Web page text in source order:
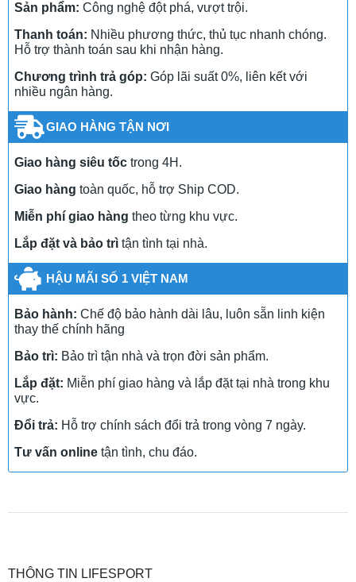
Sản phẩm: Công nghệ đột phá, vượt trội.
Thanh toán: Nhiều phương thức, thủ tục nhanh chóng.
Hỗ trợ thành toán sau khi nhận hàng.
Chương trình trả góp: Góp lãi suất 0%, liên kết với
nhiều ngân hàng.
GIAO HÀNG TẬN NƠI
Giao hàng siêu tốc trong 4H.
Giao hàng toàn quốc, hỗ trợ Ship COD.
Miễn phí giao hàng theo từng khu vực.
Lắp đặt và bảo trì tận tình tại nhà.
HẬU MÃI SỐ 1 VIỆT NAM
Bảo hành: Chế độ bảo hành dài lâu, luôn sẵn linh kiện
thay thế chính hãng
Bảo trì: Bảo trì tận nhà và trọn đời sản phẩm.
Lắp đặt: Miễn phí giao hàng và lắp đặt tại nhà trong khu
vực.
Đổi trả: Hỗ trợ chính sách đổi trả trong vòng 7 ngày.
Tư vấn online tận tình, chu đáo.
THÔNG TIN LIFESPORT